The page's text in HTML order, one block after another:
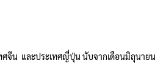
และประเทศญี่ปุ่น นับจากเดือนมิถุนายน